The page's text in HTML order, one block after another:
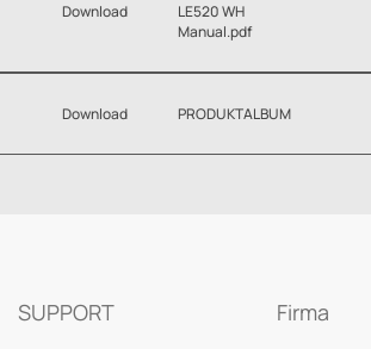
Download
LE520 WH
Manual.pdf
Download PRODUKTALBUM
SUPPORT Firma